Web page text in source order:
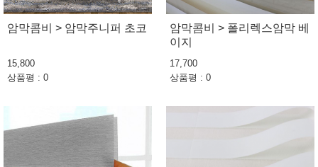
암막콤비 > 암막주니퍼 초코
15,800
상품평 : 0
암막콤비 > 폴리렉스암막 베
이지
17,700
상품평 : 0